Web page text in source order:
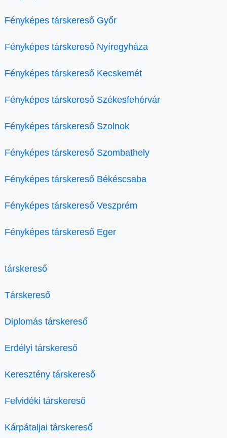
Fényképes társkereső Győr
Fényképes társkereső Nyíregyháza
Fényképes társkereső Kecskemét
Fényképes társkereső Székesfehérvár
Fényképes társkereső Szolnok
Fényképes társkereső Szombathely
Fényképes társkereső Békéscsaba
Fényképes társkereső Veszprém
Fényképes társkereső Eger
társkereső
Társkereső
Diplomás társkereső
Erdélyi társkereső
Keresztény társkereső
Felvidéki társkereső
Kárpátaljai társkereső